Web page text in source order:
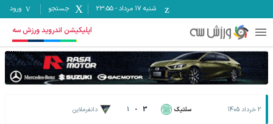
شنبه ۱۷ مرداد -
23:55 جستجو ورود
اپلیکیشن اندروید ورزش سه
2 خرداد 1405 سلتیک 3
-
1 دانفرملاین